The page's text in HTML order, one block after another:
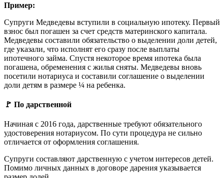
Пример:
Супруги Медведевы вступили в социальную ипотеку. Первый
взнос был погашен за счет средств материнского капитала.
Медведевы составили обязательство о выделении доли детей,
где указали, что исполнят его сразу после выплаты
ипотечного займа. Спустя некоторое время ипотека была
погашена, обременения с жилья сняты. Медведевы вновь
посетили нотариуса и составили соглашение о выделении
доли детям в размере ¼ на ребенка.
🚩 По дарственной
Начиная с 2016 года, дарственные требуют обязательного
удостоверения нотариусом. По сути процедура не сильно
отличается от оформления соглашения.
Супруги составляют дарственную с учетом интересов детей.
Помимо личных данных в договоре дарения указывается